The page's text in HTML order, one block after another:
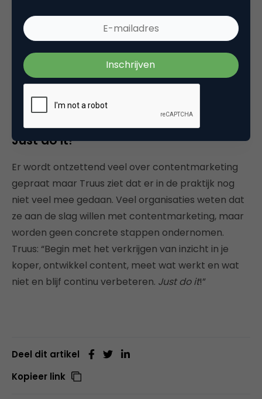
niet op een link in de e-mail (open-no click)
Een lead opent de e-mail niet en klikt verder dus
Door voor ieder scenario de vervolgstap in kaart te
goed uit en breng je structuur aan.
Just do it!
Er wordt ontzettend veel over contentmarketing
gepraat maar Truus ziet dat er in de praktijk nog
niet veel mee gedaan. Veel organisaties weten dat
ze aan de slag willen met contentmarketing, maar
worden geen concrete stappen ondernomen.
Truus: “Begin met het verkrijgen van inzicht in je
koper, ontwikkel content, meet wat werkt en wat
niet en blijf continu verbeteren. Just do it!”
Deel dit artikel
Kopieer link